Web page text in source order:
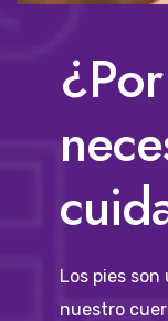
Los pies
nuestro